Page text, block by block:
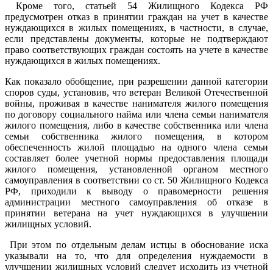
Кроме того, статьей 54 Жилищного Кодекса РФ
предусмотрен отказ в принятии граждан на учет в качестве
нуждающихся в жилых помещениях, в частности, в случае,
если представлены документы, которые не подтверждают
право соответствующих граждан состоять на учете в качестве
нуждающихся в жилых помещениях.
Как показало обобщение, при разрешении данной категории
споров суды, установив, что ветеран Великой Отечественной
войны, проживая в качестве нанимателя жилого помещения
по договору социального найма или члена семьи нанимателя
жилого помещения, либо в качестве собственника или члена
семьи собственника жилого помещения, в котором
обеспеченность жилой площадью на одного члена семьи
составляет более учетной нормы предоставления площади
жилого помещения, установленной органом местного
самоуправления в соответствии со ст. 50 Жилищного Кодекса
РФ, приходили к выводу о правомерности решения
администрации местного самоуправления об отказе в
принятии ветерана на учет нуждающихся в улучшении
жилищных условий.
При этом по отдельным делам истцы в обоснование иска
указывали на то, что для определения нуждаемости в
улучшении жилищных условий следует исходить из учетной